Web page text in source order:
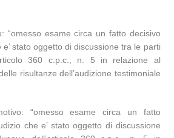
“omesso esame circa un fatto decisivo
stato oggetto di discussione tra le parti
360 c.p.c., n. 5 in relazione al
risultanze dell’audizione testimoniale
“omesso esame circa un fatto
che e’ stato oggetto di discussione